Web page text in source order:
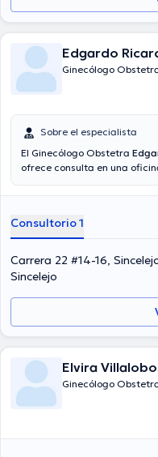
Edgardo
Ginecólogo
Sobre el especialista
El Ginecólogo Obstetra
ofrece consulta en una
su área de especialidad. El
como miembro de diversas
Gonzalez Arismendi ha
el objetivo de tener una
especialización y ha
finalizar, el médico puede
Consultorio 1
Carrera 22 #14-16,
Sincelejo
Elvira
Ginecólogo